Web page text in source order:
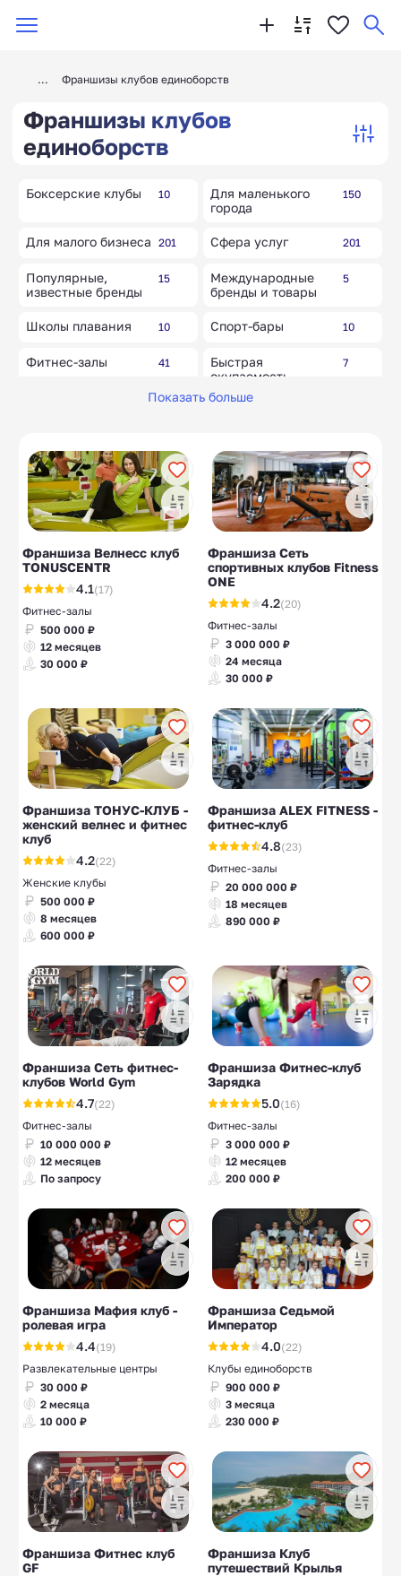
Франшизы клубов единоборств
Франшизы клубов
единоборств
Боксерские клубы 10
Для маленького
города
150
Для малого бизнеса 201 Сфера услуг 201
Популярные,
известные бренды
15
Международные
бренды и товары
5
Школы плавания 10 Спорт-бары 10
Фитнес-залы 41
Быстрая
окупаемость
7
Показать больше
Франшиза Велнесс клуб
TONUSCENTR
4.1(17)
Фитнес-залы
500 000 ₽
12 месяцев
30 000 ₽
Франшиза Сеть
спортивных клубов Fitness
ONE
4.2(20)
Фитнес-залы
3 000 000 ₽
24 месяца
30 000 ₽
Франшиза ТОНУС-КЛУБ -
женский велнес и фитнес
клуб
4.2(22)
Женские клубы
500 000 ₽
8 месяцев
600 000 ₽
Франшиза ALEX FITNESS -
фитнес-клуб
4.8(23)
Фитнес-залы
20 000 000 ₽
18 месяцев
890 000 ₽
Франшиза Сеть фитнес-
клубов World Gym
4.7(22)
Фитнес-залы
10 000 000 ₽
12 месяцев
По запросу
Франшиза Фитнес-клуб
Зарядка
5.0(16)
Фитнес-залы
3 000 000 ₽
12 месяцев
200 000 ₽
Франшиза Мафия клуб -
ролевая игра
4.4(19)
Развлекательные центры
30 000 ₽
2 месяца
10 000 ₽
Франшиза Седьмой
Император
4.0(22)
Клубы единоборств
900 000 ₽
3 месяца
230 000 ₽
Франшиза Фитнес клуб
GF
Франшиза Клуб
путешествий Крылья